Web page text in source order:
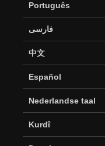
Português
فارسی
中文
Español
Nederlandse taal
Kurdî